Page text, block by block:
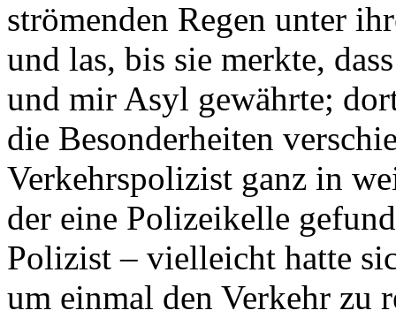
strömenden Regen unter
und las, bis sie merkte,
und mir Asyl gewährte;
die Besonderheiten
Verkehrspolizist ganz in
der eine Polizeikelle
Polizist – vielleicht hatte
um einmal den Verkehr zu